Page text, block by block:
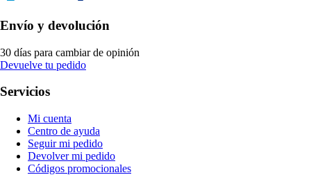
Envío y devolución
30 días para cambiar de opinión
Devuelve tu pedido
Servicios
Mi cuenta
Centro de ayuda
Seguir mi pedido
Devolver mi pedido
Códigos promocionales